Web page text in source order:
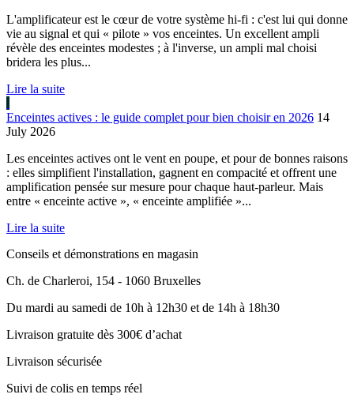
L'amplificateur est le cœur de votre système hi-fi : c'est lui qui donne
vie au signal et qui « pilote » vos enceintes. Un excellent ampli
révèle des enceintes modestes ; à l'inverse, un ampli mal choisi
bridera les plus...
Lire la suite
Enceintes actives : le guide complet pour bien choisir en 2026 14
July 2026
Les enceintes actives ont le vent en poupe, et pour de bonnes raisons
: elles simplifient l'installation, gagnent en compacité et offrent une
amplification pensée sur mesure pour chaque haut-parleur. Mais
entre « enceinte active », « enceinte amplifiée »...
Lire la suite
Conseils et démonstrations en magasin
Ch. de Charleroi, 154 - 1060 Bruxelles
Du mardi au samedi de 10h à 12h30 et de 14h à 18h30
Livraison gratuite dès 300€ d’achat
Livraison sécurisée
Suivi de colis en temps réel